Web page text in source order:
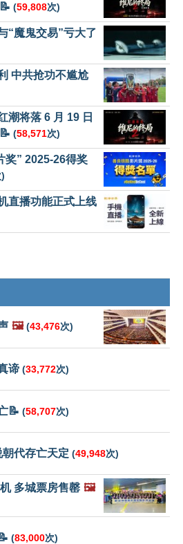
📝 (59,808次)
“魔鬼交易”亏大了
中共抢功不尴尬
潮将落 6 月 19 日
📝 (58,571次)
奖” 2025-26得奖
直播功能正式上线
🖼️ (43,476次)
谛 (33,772次)
📝 (58,707次)
朝代存亡天定 (49,948次)
多城票房售罄 🖼️
(83,000次)